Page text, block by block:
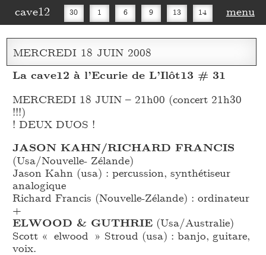
cave12 30 1 6 9 13 14
16 20 27 30
menu
MERCREDI 18 JUIN 2008
La cave12 à l’Ecurie de L’Ilôt13 # 31
MERCREDI 18 JUIN – 21h00 (concert 21h30
!!!)
! DEUX DUOS !
JASON KAHN/RICHARD FRANCIS
(Usa/Nouvelle- Zélande)
Jason Kahn (usa) : percussion, synthétiseur
analogique
Richard Francis (Nouvelle-Zélande) : ordinateur
+
ELWOOD & GUTHRIE (Usa/Australie)
Scott « elwood » Stroud (usa) : banjo, guitare,
voix.